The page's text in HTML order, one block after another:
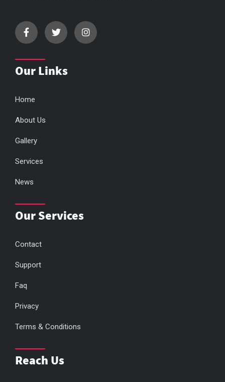
Our Links
Home
About Us
Gallery
Services
News
Our Services
Contact
Support
Faq
Privacy
Terms & Conditions
Reach Us